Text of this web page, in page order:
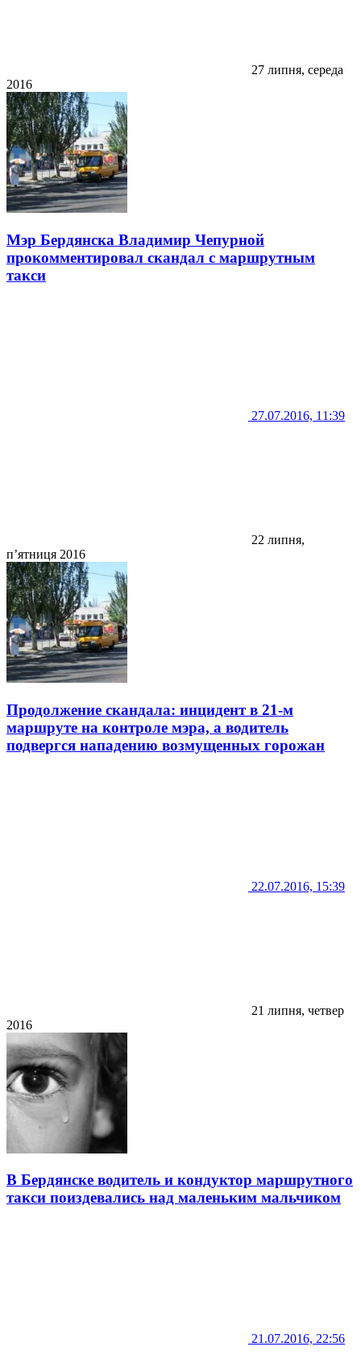
27 липня, середа
2016
Мэр Бердянска Владимир Чепурной
прокомментировал скандал с маршрутным
такси
27.07.2016, 11:39
22 липня,
п’ятниця 2016
Продолжение скандала: инцидент в 21-м
маршруте на контроле мэра, а водитель
подвергся нападению возмущенных горожан
22.07.2016, 15:39
21 липня, четвер
2016
В Бердянске водитель и кондуктор маршрутного
такси поиздевались над маленьким мальчиком
21.07.2016, 22:56